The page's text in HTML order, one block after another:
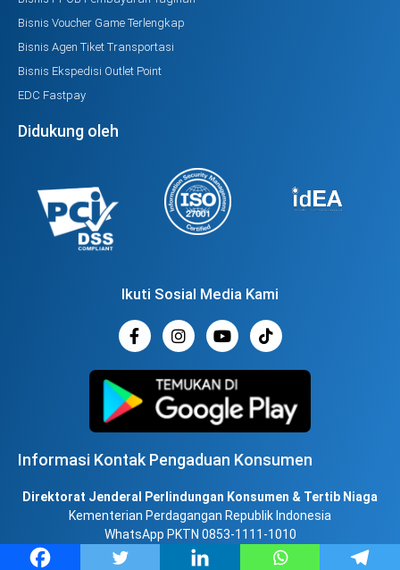
Bisnis Voucher Game Terlengkap
Bisnis Agen Tiket Transportasi
Bisnis Ekspedisi Outlet Point
EDC Fastpay
Didukung oleh
Ikuti Sosial Media Kami
Informasi Kontak Pengaduan Konsumen
Direktorat Jenderal Perlindungan Konsumen & Tertib Niaga
Kementerian Perdagangan Republik Indonesia
WhatsApp PKTN 0853-1111-1010